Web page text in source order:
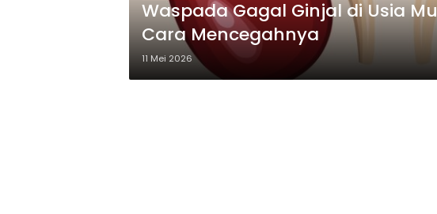
Waspada Gagal Ginjal di Usia
Cara Mencegahnya
11 Mei 2026